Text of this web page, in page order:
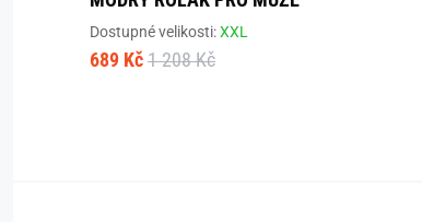
Dostupné velikosti:XXL
689 Kč 1 208 Kč